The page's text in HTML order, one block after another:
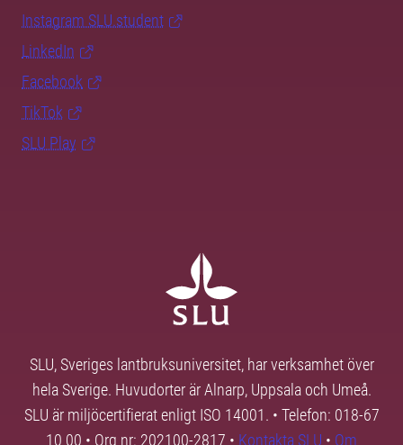
Instagram SLU.student
LinkedIn
Facebook
TikTok
SLU Play
SLU, Sveriges lantbruksuniversitet, har verksamhet över
hela Sverige. Huvudorter är Alnarp, Uppsala och Umeå.
SLU är miljöcertifierat enligt ISO 14001. • Telefon: 018-67
10 00 • Org nr: 202100-2817 • Kontakta SLU • Om